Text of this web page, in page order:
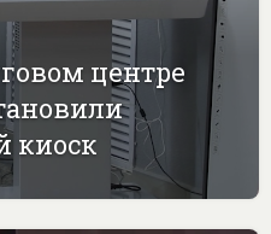
центре
киоск